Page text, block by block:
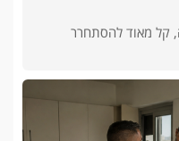
קל מאוד להסתחרר